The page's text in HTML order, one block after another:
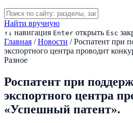
Найти вручную
↑ ↓ навигация Enter открыть Esc
Главная / Новости / Роспатент при
экспортного центра проводит
Разное
Роспатент при
экспортного центра
«Успешный патент».